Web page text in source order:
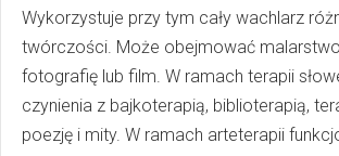
Wykorzystuje przy tym cały wachlarz
twórczości. Może obejmować
fotografię lub film. W ramach terapii
czynienia z bajkoterapią, biblioterapią,
poezję i mity. W ramach arteterapii